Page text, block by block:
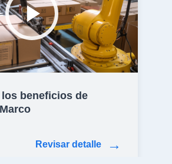
beneficios de
Revisar detalle →